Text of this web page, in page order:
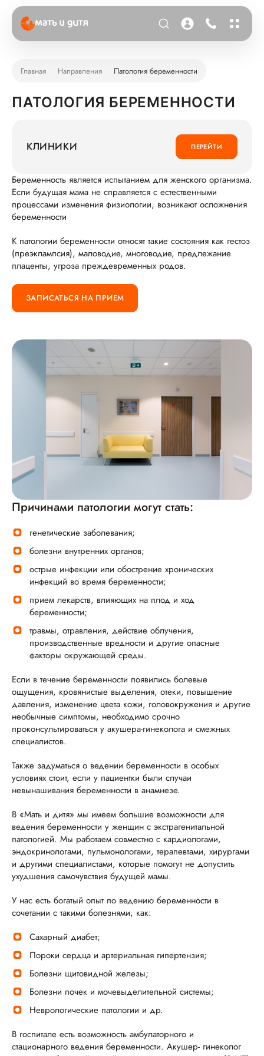
Главная Направления Патология беременности
ПАТОЛОГИЯ БЕРЕМЕННОСТИ
Беременность является испытанием для женского организма.
Если будущая мама не справляется с естественными
процессами изменения физиологии, возникают осложнения
беременности
К патологии беременности относят такие состояния как гестоз
(преэклампсия), маловодие, многоводие, предлежание
плаценты, угроза преждевременных родов.
ЗАПИСАТЬСЯ НА ПРИЕМ
Причинами патологии могут стать:
генетические заболевания;
болезни внутренних органов;
острые инфекции или обострение хронических
инфекций во время беременности;
прием лекарств, влияющих на плод и ход
беременности;
травмы, отравления, действие облучения,
производственные вредности и другие опасные
факторы окружающей среды.
Если в течение беременности появились болевые
ощущения, кровянистые выделения, отеки, повышение
давления, изменение цвета кожи, головокружения и другие
необычные симптомы, необходимо срочно
проконсультироваться у акушера-гинеколога и смежных
специалистов.
Также задуматься о ведении беременности в особых
условиях стоит, если у пациентки были случаи
невынашивания беременности в анамнезе.
В «Мать и дитя» мы имеем большие возможности для
ведения беременности у женщин с экстрагенитальной
патологией. Мы работаем совместно с кардиологами,
эндокринологами, пульмонологами, терапевтами, хирургами
и другими специалистами, которые помогут не допустить
ухудшения самочувствия будущей мамы.
У нас есть богатый опыт по ведению беременности в
сочетании с такими болезнями, как:
Сахарный диабет;
Пороки сердца и артериальная гипертензия;
Болезни щитовидной железы;
Болезни почек и мочевыделительной системы;
Неврологические патологии и др.
В госпитале есть возможность амбулаторного и
стационарного ведения беременности. Акушер- гинеколог
КЛИНИКИ ПЕРЕЙТИ